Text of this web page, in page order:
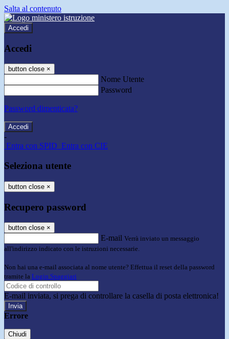
Salta al contenuto
Accedi
Accedi
button close ×
Nome Utente
Password
Password dimenticata?
-
Entra con SPID Entra con CIE
Seleziona utente
button close ×
Recupero password
button close ×
E-mail Verrà inviato un messaggio
all'indirizzo indicato con le istruzioni necessarie.
Non hai una e-mail associata al nome utente? Effettua il reset della password
tramite la Login Spaggiari
E-mail inviata, si prega di controllare la casella di posta elettronica!
Errore
Chiudi